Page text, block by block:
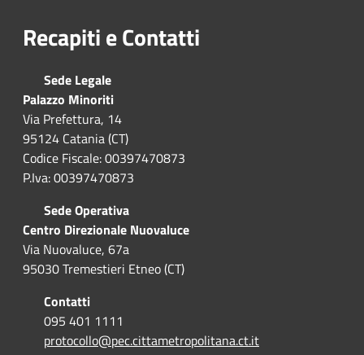
Recapiti e Contatti
Sede Legale
Palazzo Minoriti
Via Prefettura, 14
95124 Catania (CT)
Codice Fiscale: 00397470873
P.Iva: 00397470873
Sede Operativa
Centro Direzionale Nuovaluce
Via Nuovaluce, 67a
95030 Tremestieri Etneo (CT)
Contatti
095 401 1111
protocollo@pec.cittametropolitana.ct.it